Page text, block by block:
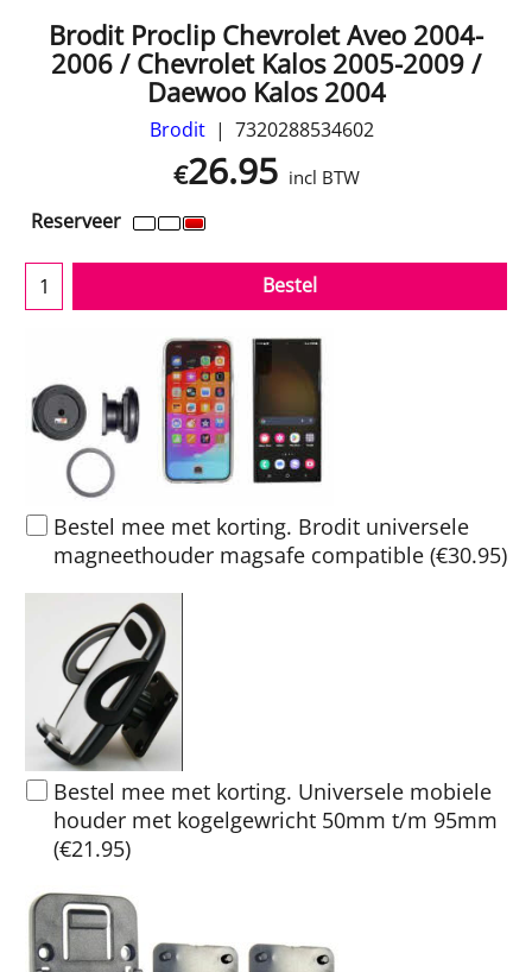
Brodit Proclip Chevrolet Aveo 2004-
2006 / Chevrolet Kalos 2005-2009 /
Daewoo Kalos 2004
Brodit 7320288534602
€26.95 incl BTW
Reserveer
Bestel
Bestel mee met korting. Brodit universele
magneethouder magsafe compatible (€30.95)
Bestel mee met korting. Universele mobiele
houder met kogelgewricht 50mm t/m 95mm
(€21.95)